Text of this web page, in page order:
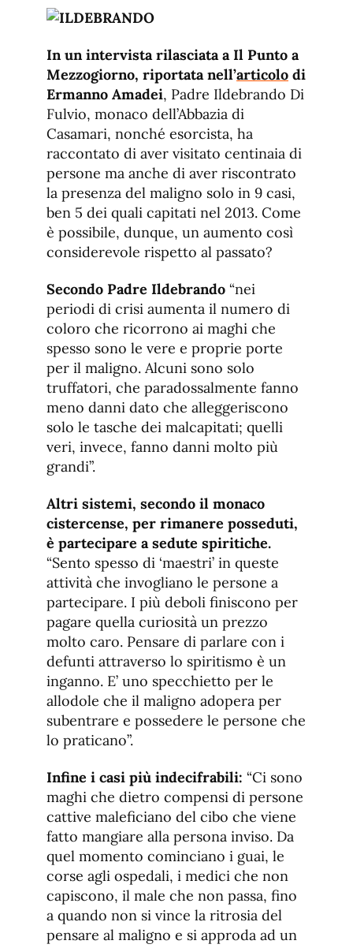
fuente.
In un intervista rilasciata a Il Punto a
Mezzogiorno, riportata nell’articolo di
Ermanno Amadei, Padre Ildebrando Di
Fulvio, monaco dell’Abbazia di
Casamari, nonché esorcista, ha
raccontato di aver visitato centinaia di
persone ma anche di aver riscontrato
la presenza del maligno solo in 9 casi,
ben 5 dei quali capitati nel 2013. Come
è possibile, dunque, un aumento così
considerevole rispetto al passato?
Secondo Padre Ildebrando “nei
periodi di crisi aumenta il numero di
coloro che ricorrono ai maghi che
spesso sono le vere e proprie porte
per il maligno. Alcuni sono solo
truffatori, che paradossalmente fanno
meno danni dato che alleggeriscono
solo le tasche dei malcapitati; quelli
veri, invece, fanno danni molto più
grandi”.
Altri sistemi, secondo il monaco
cistercense, per rimanere posseduti,
è partecipare a sedute spiritiche.
“Sento spesso di ‘maestri’ in queste
attività che invogliano le persone a
partecipare. I più deboli finiscono per
pagare quella curiosità un prezzo
molto caro. Pensare di parlare con i
defunti attraverso lo spiritismo è un
inganno. E’ uno specchietto per le
allodole che il maligno adopera per
subentrare e possedere le persone che
lo praticano”.
Infine i casi più indecifrabili: “Ci sono
maghi che dietro compensi di persone
cattive maleficiano del cibo che viene
fatto mangiare alla persona inviso. Da
quel momento cominciano i guai, le
corse agli ospedali, i medici che non
capiscono, il male che non passa, fino
a quando non si vince la ritrosia del
pensare al maligno e si approda ad un